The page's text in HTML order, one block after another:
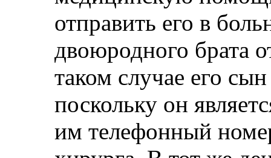
отправить его в
двоюродного брата
таком случае его
поскольку он
им телефонный